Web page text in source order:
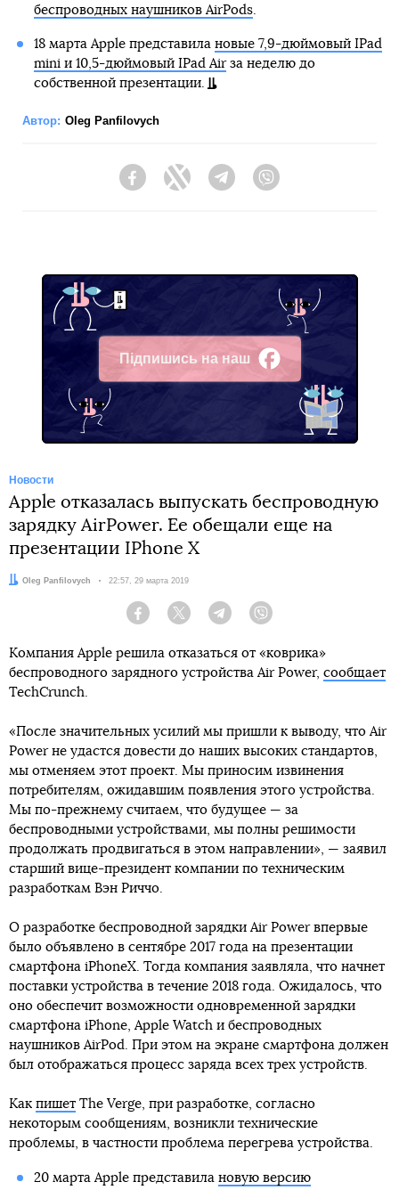
беспроводных наушников AirPods.
18 марта Apple представила новые 7,9-дюймовый IPad
mini и 10,5-дюймовый IPad Airза неделю до
собственной презентации.
Автор: Oleg Panfilovych
FacebookTwitter Telegram
Підпишись на наш
Facebook
Новости
Apple отказалась выпускать беспроводную
зарядку AirPower. Ее обещали еще на
презентации IPhone X
Автор:
Oleg Panfilovych Дата:
22:57, 29 марта 2019
Facebook Twitter Telegram
Компания Apple решила отказаться от «коврика»
беспроводного зарядного устройства Air Power, сообщает
TechCrunch.
«После значительных усилий мы пришли к выводу, что Air
Power не удастся довести до наших высоких стандартов,
мы отменяем этот проект. Мы приносим извинения
потребителям, ожидавшим появления этого устройства.
Мы по-прежнему считаем, что будущее — за
беспроводными устройствами, мы полны решимости
продолжать продвигаться в этом направлении», — заявил
старший вице-президент компании по техническим
разработкам Вэн Риччо.
О разработке беспроводной зарядки Air Power впервые
было объявлено в сентябре 2017 года на презентации
смартфона iPhoneX. Тогда компания заявляла, что начнет
поставки устройства в течение 2018 года. Ожидалось, что
оно обеспечит возможности одновременной зарядки
смартфона iPhone, Apple Watch и беспроводных
наушников AirPod. При этом на экране смартфона должен
был отображаться процесс заряда всех трех устройств.
Как пишет The Verge, при разработке, согласно
некоторым сообщениям, возникли технические
проблемы, в частности проблема перегрева устройства.
20 марта Apple представила новую версию